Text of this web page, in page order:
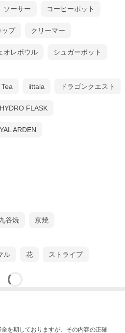
ソーサー コーヒーポット
ップ クリーマー
オレボウル シュガーポット
iittala ドラゴンクエスト
HYDRO FLASK
ARDEN
谷焼 京焼
ル 花 ストライプ
を期しておりますが、その内容の正確